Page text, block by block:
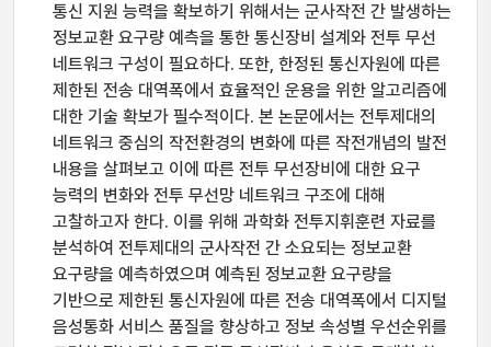
통신 지원 능력을 확보하기 위해서는 군사작전 간 발생하는
정보교환 요구량 예측을 통한 통신장비 설계와 전투 무선
네트워크 구성이 필요하다. 또한, 한정된 통신자원에 따른
제한된 전송 대역폭에서 효율적인 운용을 위한 알고리즘에
대한 기술 확보가 필수적이다. 본 논문에서는 전투제대의
네트워크 중심의 작전환경의 변화에 따른 작전개념의 발전
내용을 살펴보고 이에 따른 전투 무선장비에 대한 요구
능력의 변화와 전투 무선망 네트워크 구조에 대해
고찰하고자 한다. 이를 위해 과학화 전투지휘훈련 자료를
분석하여 전투제대의 군사작전 간 소요되는 정보교환
요구량을 예측하였으며 예측된 정보교환 요구량을
기반으로 제한된 통신자원에 따른 전송 대역폭에서 디지털
음성통화 서비스 품질을 향상하고 정보 속성별 우선순위를